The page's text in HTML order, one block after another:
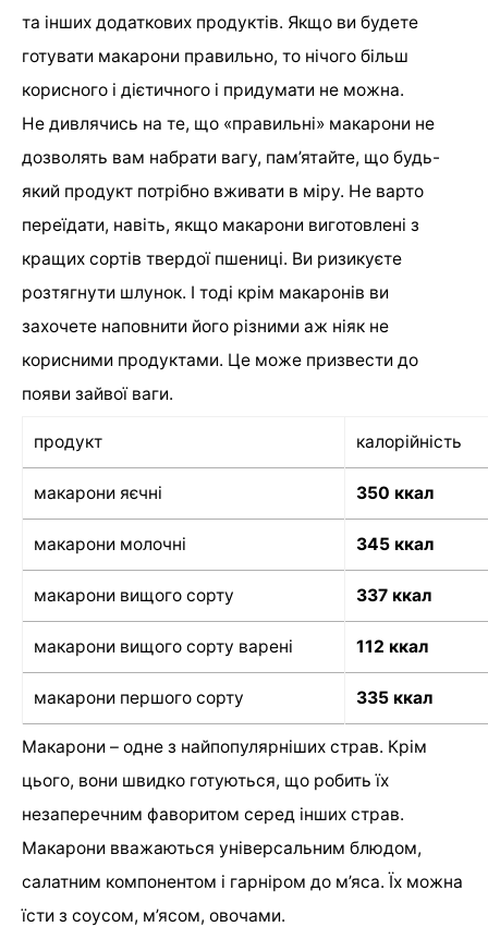
та інших додаткових продуктів. Якщо ви будете
готувати макарони правильно, то нічого більш
корисного і дієтичного і придумати не можна.
Не дивлячись на те, що «правильні» макарони не
дозволять вам набрати вагу, пам’ятайте, що будь-
який продукт потрібно вживати в міру. Не варто
переїдати, навіть, якщо макарони виготовлені з
кращих сортів твердої пшениці. Ви ризикуєте
розтягнути шлунок. І тоді крім макаронів ви
захочете наповнити його різними аж ніяк не
корисними продуктами. Це може призвести до
появи зайвої ваги.
продукт калорійність
макарони яєчні 350 ккал
макарони молочні 345 ккал
макарони вищого сорту 337 ккал
макарони вищого сорту варені 112 ккал
макарони першого сорту 335 ккал
Макарони – одне з найпопулярніших страв. Крім
цього, вони швидко готуються, що робить їх
незаперечним фаворитом серед інших страв.
Макарони вважаються універсальним блюдом,
салатним компонентом і гарніром до м’яса. Їх можна
їсти з соусом, м’ясом, овочами.